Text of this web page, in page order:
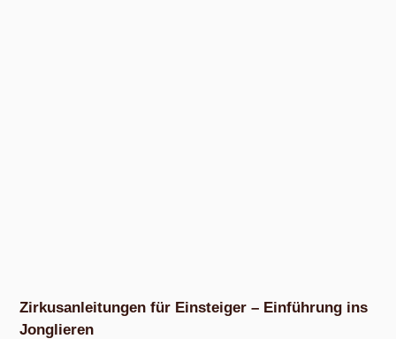
Zirkusanleitungen für Einsteiger – Einführung ins
Jonglieren